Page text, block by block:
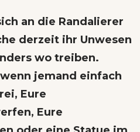
an die Randalierer
derzeit ihr Unwesen
wo treiben.
jemand einfach
Eure
Eure